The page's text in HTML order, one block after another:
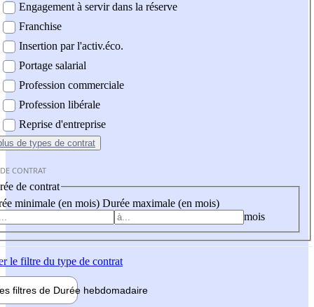
Engagement à servir dans la réserve
Franchise
Insertion par l'activ.éco.
Portage salarial
Profession commerciale
Profession libérale
Reprise d'entreprise
de types de contrat
CONTRAT
de contrat
minimale (en mois) Durée maximale (en mois)
mois
le filtre du type de contrat
filtres de Durée hebdomadaire